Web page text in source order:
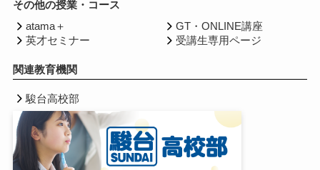
その他の授業・コース
atama＋
英才セミナー
GT・ONLINE講座
受講生専用ページ
関連教育機関
駿台高校部